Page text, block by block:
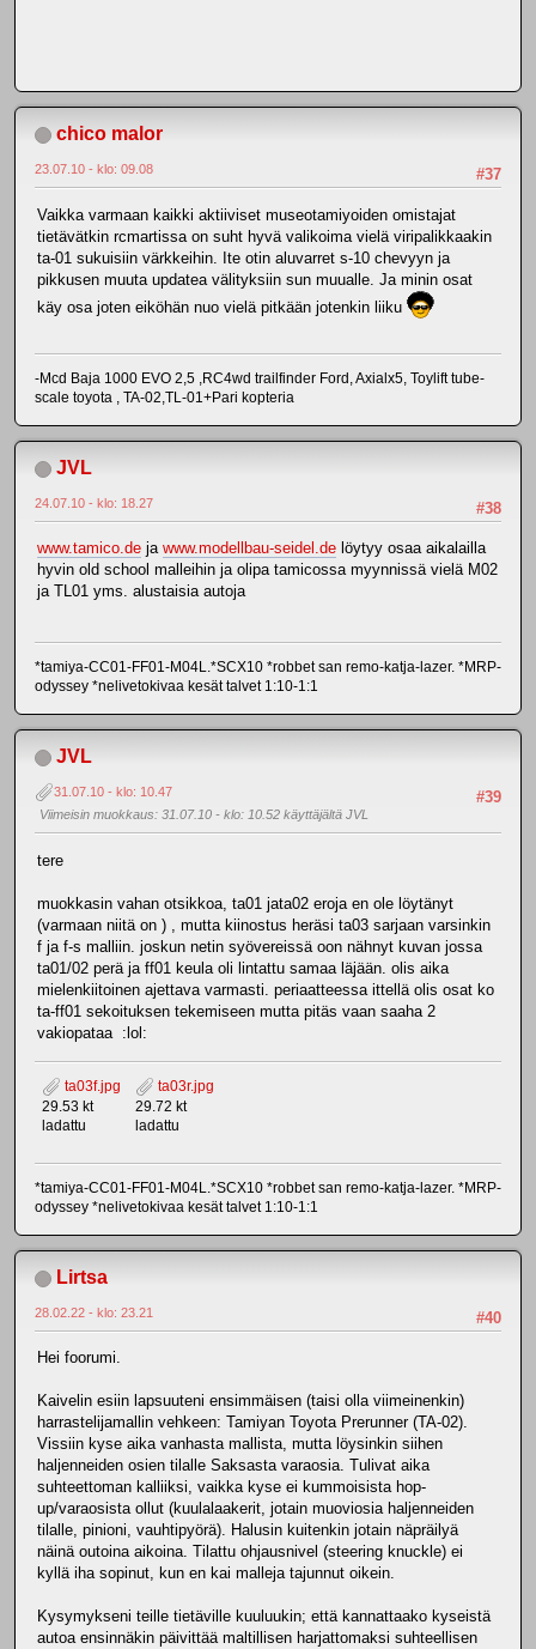
chico malor
#37
23.07.10 - klo: 09.08
Vaikka varmaan kaikki aktiiviset museotamiyoiden omistajat
tietävätkin rcmartissa on suht hyvä valikoima vielä viripalikkaakin
ta-01 sukuisiin värkkeihin. Ite otin aluvarret s-10 chevyyn ja
pikkusen muuta updatea välityksiin sun muualle. Ja minin osat
käy osa joten eiköhän nuo vielä pitkään jotenkin liiku
-Mcd Baja 1000 EVO 2,5 ,RC4wd trailfinder Ford, Axialx5, Toylift tube-
scale toyota , TA-02,TL-01+Pari kopteria
JVL
#38
24.07.10 - klo: 18.27
www.tamico.de ja www.modellbau-seidel.de löytyy osaa aikalailla
hyvin old school malleihin ja olipa tamicossa myynnissä vielä M02
ja TL01 yms. alustaisia autoja
*tamiya-CC01-FF01-M04L.*SCX10 *robbet san remo-katja-lazer. *MRP-
odyssey *nelivetokivaa kesät talvet 1:10-1:1
JVL
#39
31.07.10 - klo: 10.47
Viimeisin muokkaus: 31.07.10 - klo: 10.52 käyttäjältä JVL
tere
muokkasin vahan otsikkoa, ta01 jata02 eroja en ole löytänyt
(varmaan niitä on ) , mutta kiinostus heräsi ta03 sarjaan varsinkin
f ja f-s malliin. joskun netin syövereissä oon nähnyt kuvan jossa
ta01/02 perä ja ff01 keula oli lintattu samaa läjään. olis aika
mielenkiitoinen ajettava varmasti. periaatteessa ittellä olis osat ko
ta-ff01 sekoituksen tekemiseen mutta pitäs vaan saaha 2
vakiopataa :lol:
ta03f.jpg
29.53 kt
ladattu
ta03r.jpg
29.72 kt
ladattu
*tamiya-CC01-FF01-M04L.*SCX10 *robbet san remo-katja-lazer. *MRP-
odyssey *nelivetokivaa kesät talvet 1:10-1:1
Lirtsa
#40
28.02.22 - klo: 23.21
Hei foorumi.
Kaivelin esiin lapsuuteni ensimmäisen (taisi olla viimeinenkin)
harrastelijamallin vehkeen: Tamiyan Toyota Prerunner (TA-02).
Vissiin kyse aika vanhasta mallista, mutta löysinkin siihen
haljenneiden osien tilalle Saksasta varaosia. Tulivat aika
suhteettoman kalliiksi, vaikka kyse ei kummoisista hop-
up/varaosista ollut (kuulalaakerit, jotain muoviosia haljenneiden
tilalle, pinioni, vauhtipyörä). Halusin kuitenkin jotain näpräilyä
näinä outoina aikoina. Tilattu ohjausnivel (steering knuckle) ei
kyllä iha sopinut, kun en kai malleja tajunnut oikein.
Kysymykseni teille tietäville kuuluukin; että kannattaako kyseistä
autoa ensinnäkin päivittää maltillisen harjattomaksi suhteellisen